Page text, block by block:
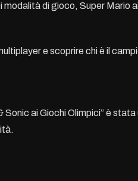
modalità di gioco, Super Mario
e scoprire chi è il
Sonic ai Giochi Olimpici” è